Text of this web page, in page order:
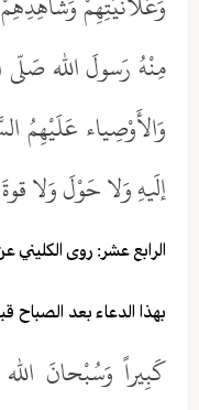
مِنْهُ رَسولَ الله صَلّى
وَالأَوْصِياء عَلَيْهِمُ
إلَيهِ وَلا حَوْلَ وَلا قوةَ
الرابع عشر: روى الكليني
بهذا الدعاء بعد الصباح
كَبِيراً وَسُبْحانَ